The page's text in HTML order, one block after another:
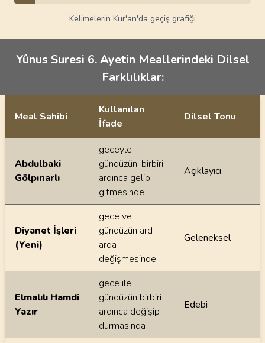
Kelimelerin Kur'an'da geçiş grafiği
Yûnus Suresi 6. Ayetin Meallerindeki Dilsel
Farklılıklar:
Ayetin meallerindeki dilsel farklılıklar
Meal Sahibi
Kullanılan
İfade
Dilsel Tonu
Abdulbaki
Gölpınarlı
geceyle
gündüzün, birbiri
ardınca gelip
gitmesinde
Açıklayıcı
Diyanet İşleri
(Yeni)
gece ve
gündüzün ard
arda
değişmesinde
Geleneksel
Elmalılı Hamdi
Yazır
gece ile
gündüzün birbiri
ardınca değişip
durmasında
Edebi